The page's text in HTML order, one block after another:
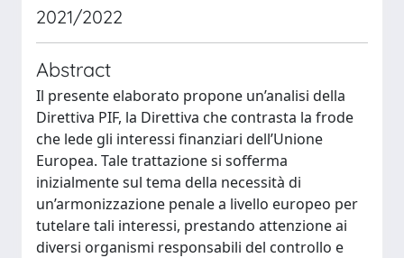
2021/2022
Abstract
Il presente elaborato propone un’analisi della
Direttiva PIF, la Direttiva che contrasta la frode
che lede gli interessi finanziari dell’Unione
Europea. Tale trattazione si sofferma
inizialmente sul tema della necessità di
un’armonizzazione penale a livello europeo per
tutelare tali interessi, prestando attenzione ai
diversi organismi responsabili del controllo e